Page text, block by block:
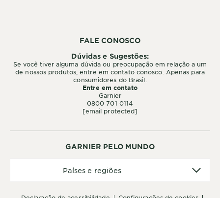
GARNIER PELO MUNDO
Países e regiões
FALE CONOSCO
Dúvidas e Sugestões:
Se você tiver alguma dúvida ou preocupação em relação a um
de nossos produtos, entre em contato conosco. Apenas para
consumidores do Brasil.
Entre em contato
Garnier
0800 701 0114
[email protected]